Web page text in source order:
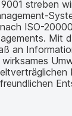
streben
ISO-
Mit
an